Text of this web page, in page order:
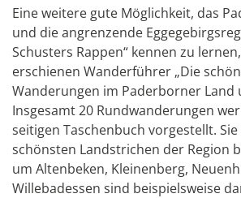
Eine weitere gute Möglichkeit, das
und die angrenzende
Schusters Rappen“ kennen zu
erschienen Wanderführer „Die
Wanderungen im Paderborner Land
Insgesamt 20 Rundwanderungen
seitigen Taschenbuch vorgestellt.
schönsten Landstrichen der Region
um Altenbeken, Kleinenberg,
Willebadessen sind beispielsweise